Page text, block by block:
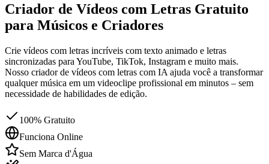
Criador de Vídeos com Letras Gratuito
para Músicos e Criadores
Crie vídeos com letras incríveis com texto animado e letras
sincronizadas para YouTube, TikTok, Instagram e muito mais.
Nosso criador de vídeos com letras com IA ajuda você a transformar
qualquer música em um videoclipe profissional em minutos – sem
necessidade de habilidades de edição.
100% Gratuito
Funciona Online
Sem Marca d'Água